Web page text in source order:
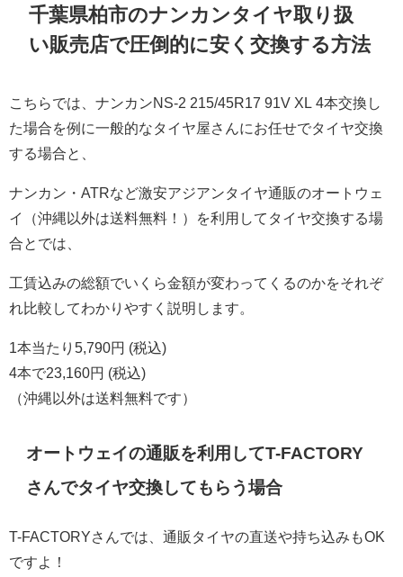
千葉県柏市のナンカンタイヤ取り扱
い販売店で圧倒的に安く交換する方法
こちらでは、ナンカンNS-2 215/45R17 91V XL 4本交換し
た場合を例に一般的なタイヤ屋さんにお任せでタイヤ交換
する場合と、
ナンカン・ATRなど激安アジアンタイヤ通販のオートウェ
イ（沖縄以外は送料無料！）を利用してタイヤ交換する場
合とでは、
工賃込みの総額でいくら金額が変わってくるのかをそれぞ
れ比較してわかりやすく説明します。
1本当たり5,790円 (税込)
4本で23,160円 (税込)
（沖縄以外は送料無料です）
オートウェイの通販を利用してT-FACTORY
さんでタイヤ交換してもらう場合
T-FACTORYさんでは、通販タイヤの直送や持ち込みもOK
ですよ！